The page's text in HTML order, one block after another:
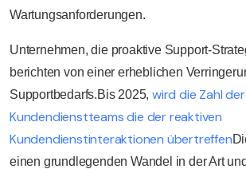
Wartungsanforderungen.
Unternehmen, die proaktive Support-
berichten von einer erheblichen
Supportbedarfs.Bis 2025, wird die Zahl
Kundendienstteams die der reaktiven
Kundendienstinteraktionen übertreffen
einen grundlegenden Wandel in der Art